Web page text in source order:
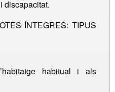
discapacitat.
ÍNTEGRES: TIPUS
habitual i als